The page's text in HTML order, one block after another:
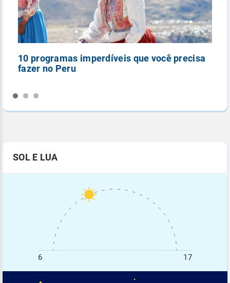
10 programas imperdíveis que você precisa
fazer no Peru
SOL E LUA
6 17